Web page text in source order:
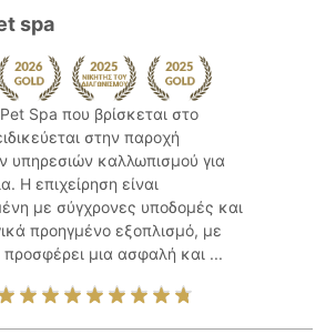
spa
Spa που βρίσκεται στο
στην παροχή
υπηρεσιών καλλωπισμού για
Η επιχείρηση είναι
με σύγχρονες υποδομές και
προηγμένο εξοπλισμό, με
μια ασφαλή και ...